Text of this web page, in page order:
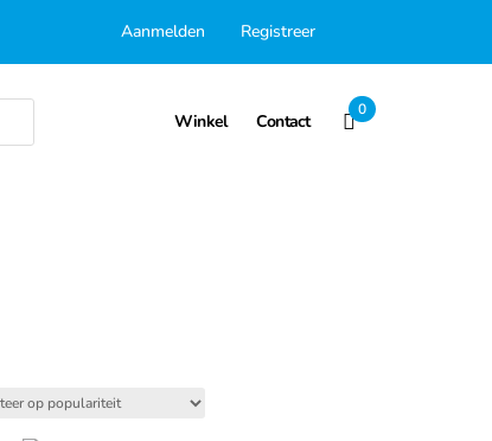
Aanmelden Registreer
Winkel Contact
0